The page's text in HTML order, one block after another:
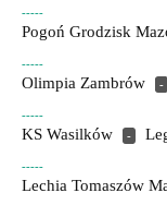
-----
Pogoń Grodzisk
-----
Olimpia Zambrów -
-----
KS Wasilków -
-----
Lechia Tomaszów